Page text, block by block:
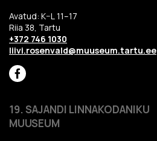
Avatud: K–L 11–17
Riia 38, Tartu
+372 746 1030
liivi.rosenvald@muuseum.tartu.ee
19. SAJANDI LINNAKODANIKU
MUUSEUM